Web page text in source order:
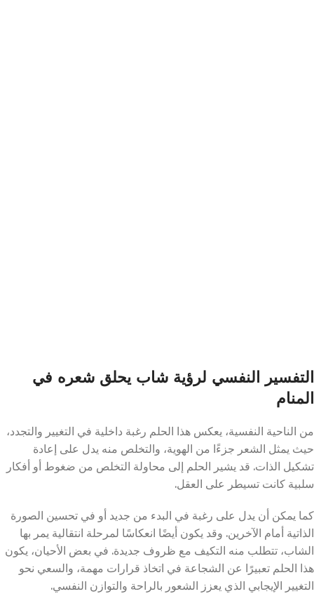
التفسير النفسي لرؤية شاب يحلق شعره في
المنام
من الناحية النفسية، يعكس هذا الحلم رغبة داخلية في التغيير والتجدد،
حيث يمثل الشعر جزءًا من الهوية، والتخلص منه يدل على إعادة
تشكيل الذات. قد يشير الحلم إلى محاولة التخلص من ضغوط أو أفكار
سلبية كانت تسيطر على العقل.
كما يمكن أن يدل على رغبة في البدء من جديد أو في تحسين الصورة
الذاتية أمام الآخرين. وقد يكون أيضًا انعكاسًا لمرحلة انتقالية يمر بها
الشاب، تتطلب منه التكيف مع ظروف جديدة. في بعض الأحيان، يكون
هذا الحلم تعبيرًا عن الشجاعة في اتخاذ قرارات مهمة، والسعي نحو
التغيير الإيجابي الذي يعزز الشعور بالراحة والتوازن النفسي.